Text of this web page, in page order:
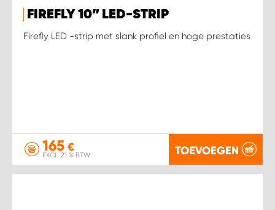
FIREFLY 10” LED-STRIP
Firefly LED -strip met slank profiel en hoge prestaties
165 €
EXCL. 21 % BTW TOEVOEGEN